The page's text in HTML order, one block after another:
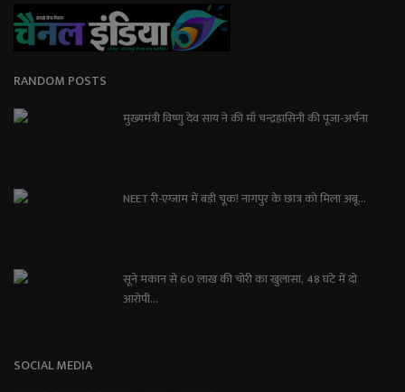
RANDOM POSTS
मुख्यमंत्री विष्णु देव साय ने की माँ चन्द्रहासिनी की पूजा-अर्चना
NEET री-एग्जाम में बड़ी चूक! नागपुर के छात्र को मिला अबू...
सूने मकान से 60 लाख की चोरी का खुलासा, 48 घंटे में दो
आरोपी...
SOCIAL MEDIA